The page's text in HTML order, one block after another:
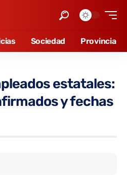
Sociedad Provincia
estatales:
y fechas